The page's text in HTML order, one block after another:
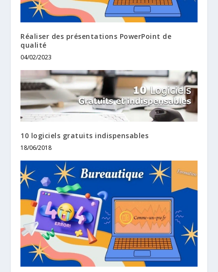
Réaliser des présentations PowerPoint de
qualité
04/02/2023
10 logiciels gratuits indispensables
18/06/2018